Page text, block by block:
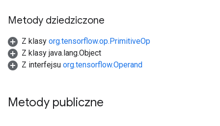
Metody dziedziczone
Z klasy org.tensorflow.op.PrimitiveOp
Z klasy java.lang.Object
Z interfejsu org.tensorflow.Operand
Metody publiczne